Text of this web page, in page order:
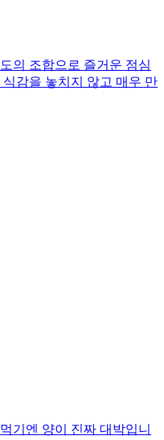
의 조합으로 즐거운 점심
감을 놓치지 않고 매우 만
기엔 양이 진짜 대박입니